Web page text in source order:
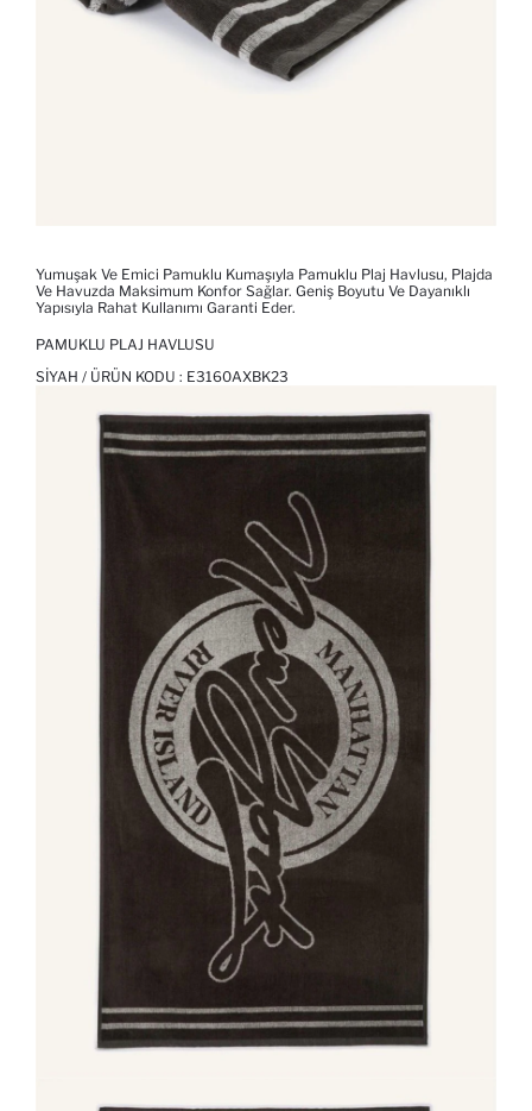
Yumuşak Ve Emici Pamuklu Kumaşıyla Pamuklu Plaj Havlusu, Plajda
Ve Havuzda Maksimum Konfor Sağlar. Geniş Boyutu Ve Dayanıklı
Yapısıyla Rahat Kullanımı Garanti Eder.
PAMUKLU PLAJ HAVLUSU
SIYAH / ÜRÜN KODU : E3160AXBK23